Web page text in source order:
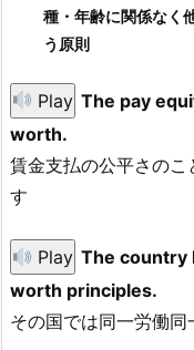
種・年齢に関係なく
う原則
Play The pay
worth.
賃金支払の公平さのこ
す
Play The country
worth principles.
その国では同一労働